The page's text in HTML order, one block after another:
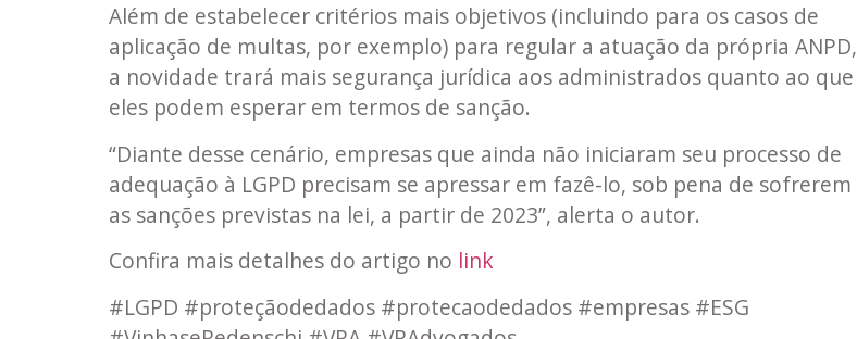
Além de estabelecer critérios mais objetivos (incluindo para os casos de
aplicação de multas, por exemplo) para regular a atuação da própria ANPD,
a novidade trará mais segurança jurídica aos administrados quanto ao que
eles podem esperar em termos de sanção.
“Diante desse cenário, empresas que ainda não iniciaram seu processo de
adequação à LGPD precisam se apressar em fazê-lo, sob pena de sofrerem
as sanções previstas na lei, a partir de 2023”, alerta o autor.
Confira mais detalhes do artigo no link
#LGPD #proteçãodedados #protecaodedados #empresas #ESG